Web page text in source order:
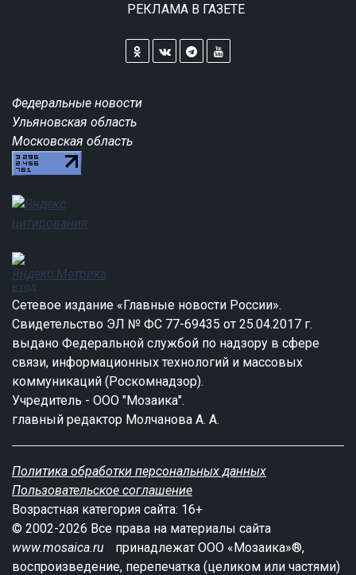
РЕКЛАМА В ГАЗЕТЕ
Федеральные новости
Ульяновская область
Московская область
вход
Сетевое издание «Главные новости России».
Свидетельство ЭЛ № ФС 77-69435 от 25.04.2017 г.
выдано Федеральной службой по надзору в сфере
связи, информационных технологий и массовых
коммуникаций (Роскомнадзор).
Учредитель - ООО "Мозаика".
главный редактор Молчанова А. А.
Политика обработки персональных данных
Пользовательское соглашение
Возрастная категория сайта: 16+
© 2002-2026 Все права на материалы сайта
www.mosaica.ru
принадлежат ООО «Мозаика»®,
воспроизведение, перепечатка (целиком или частями)